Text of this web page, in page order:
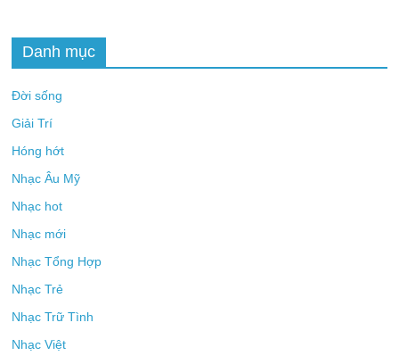
Danh mục
Đời sống
Giải Trí
Hóng hớt
Nhạc Âu Mỹ
Nhạc hot
Nhạc mới
Nhạc Tổng Hợp
Nhạc Trẻ
Nhạc Trữ Tình
Nhạc Việt